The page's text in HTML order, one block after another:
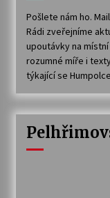
Pošlete nám ho.
Rádi zveřejníme
upoutávky na
rozumné míře i
týkající se